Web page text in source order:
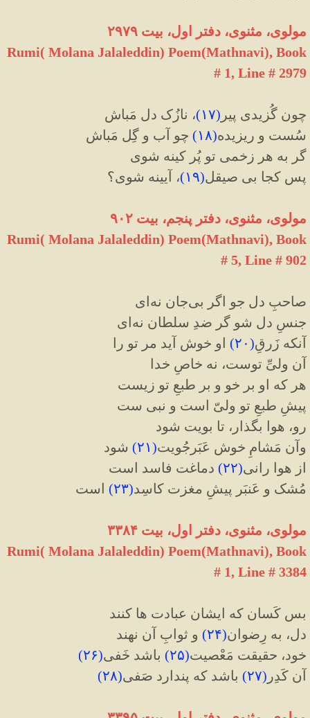
مولوی، مثنوی، دفتر اول، بیت ۲۹۷۹
Rumi( Molana Jalaleddin) Poem(Mathnavi), Book
# 1, Line # 2979
چون گُزیدی پیر (۱۷)، نازُک دل مَباش
سُست و ریزیده(۱۸) چو آب و گِل مَباش
گر به هر زخمی تو پُر کینه شوی
پس کجا بی صیقل(۱۹)، آیینه شوی؟
مولوی، مثنوی، دفتر پنجم، بیت ۹۰۲
Rumi( Molana Jalaleddin) Poem(Mathnavi), Book
# 5, Line # 902
صاحبِ دل جو اگر بی‌جان نه‌ای
جنسِ دل شو گر ضدِ سلطان نه‌ای
آنکه زَرقِ(۲۰) او خوش آید مر تو را
آن ولیِّ توست، نه خاصِ خدا
هر که او بر خو و بر طبعِ تو زیست
پیشِ طبعِ تو ولیّ است و نبی ست
رو، هوا بگذار، تا بویت شود
وآن مَشامِ خوش عَبَرجُویت(۲۱) شود
از هوا رانی(۲۲) دماغت فاسد است
مُشک و عَنبَر پیشِ مغزت کاسِد(۲۳) است
مولوی، مثنوی، دفتر اول، بیت ۳۳۸۴
Rumi( Molana Jalaleddin) Poem(Mathnavi), Book
# 1, Line # 3384
بس کَسان که ایشان عبادت ها کنند
دل، به رِضوان(۲۴) و ثوابِ آن نهند
خود، حقیقت مَعْصیت(۲۵) باشد خَفی(۲۶)
آن کَدِر (۲۷) باشد که پندارد صَفی(۲۸)